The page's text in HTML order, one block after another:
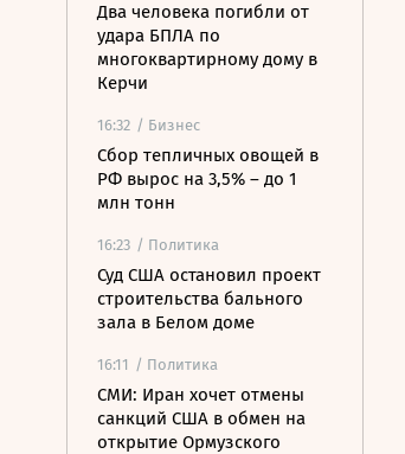
Два человека погибли от
удара БПЛА по
многоквартирному дому в
Керчи
16:32 / Бизнес
Сбор тепличных овощей в
РФ вырос на 3,5% – до 1
млн тонн
16:23 / Политика
Суд США остановил проект
строительства бального
зала в Белом доме
16:11 / Политика
СМИ: Иран хочет отмены
санкций США в обмен на
открытие Ормузского